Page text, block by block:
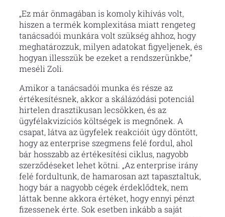
„Ez már önmagában is komoly kihívás volt,
hiszen a termék komplexitása miatt rengeteg
tanácsadói munkára volt szükség ahhoz, hogy
meghatározzuk, milyen adatokat figyeljenek, és
hogyan illesszük be ezeket a rendszerünkbe,”
meséli Zoli.
Amikor a tanácsadói munka és része az
értékesítésnek, akkor a skálázódási potenciál
hirtelen drasztikusan lecsökken, és az
ügyfélakvizíciós költségek is megnőnek. A
csapat, látva az ügyfelek reakcióit úgy döntött,
hogy az enterprise szegmens felé fordul, ahol
bár hosszabb az értékesítési ciklus, nagyobb
szerződéseket lehet kötni. „Az enterprise irány
felé fordultunk, de hamarosan azt tapasztaltuk,
hogy bár a nagyobb cégek érdeklődtek, nem
láttak benne akkora értéket, hogy ennyi pénzt
fizessenek érte. Sok esetben inkább a saját